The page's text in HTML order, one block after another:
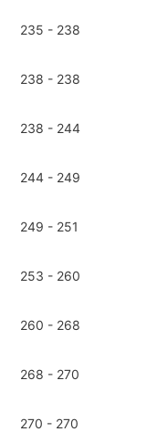
235 - 238
238 - 238
238 - 244
244 - 249
249 - 251
253 - 260
260 - 268
268 - 270
270 - 270